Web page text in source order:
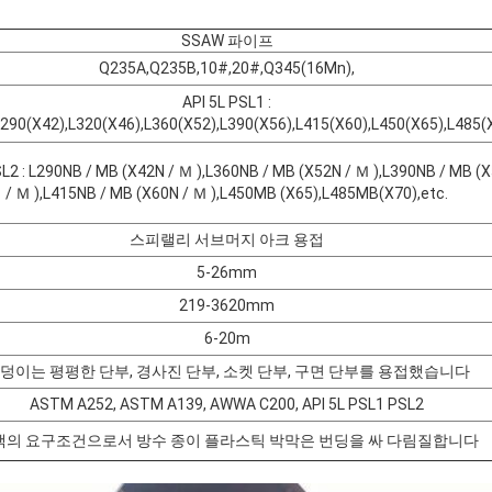
SSAW 파이프
Q235A,Q235B,10#,20#,Q345(16Mn),
API 5L PSL1 :
: L290NB / MB (X42N / Ｍ ),L360NB / MB (X52N / Ｍ ),L390NB / MB
/ Ｍ ),L415NB / MB (X60N / Ｍ ),L450MB (X65),L485MB(X70),etc.
스피랠리 서브머지 아크 용접
5-26mm
219-3620mm
6-20m
이는 평평한 단부, 경사진 단부, 소켓 단부, 구면 단부를 용접했습니다
ASTM A252, ASTM A139, AWWA C200, API 5L PSL1 PSL2
의 요구조건으로서 방수 종이 플라스틱 박막은 번딩을 싸 다림질합니다